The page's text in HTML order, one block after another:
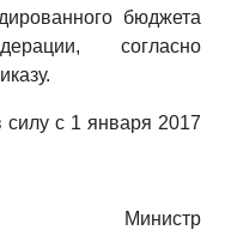
бюджета
согласно
силу с 1 января 2017
Министр